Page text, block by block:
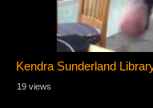
Kendra Sunderland
19 views